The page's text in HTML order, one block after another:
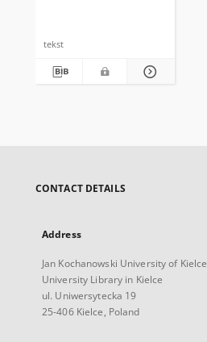
tekst
CONTACT DETAILS
Address
Jan Kochanowski University of Kielce
University Library in Kielce
ul. Uniwersytecka 19
25-406 Kielce, Poland